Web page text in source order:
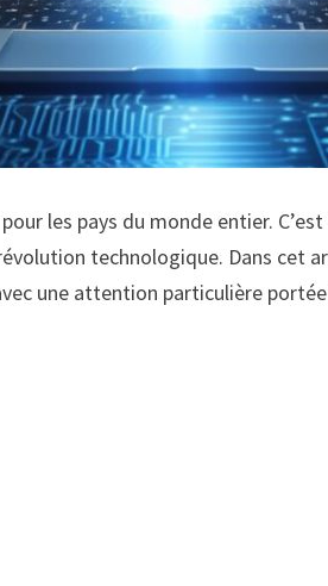
les pays du monde entier.
technologique. Dans cet
une attention particulière